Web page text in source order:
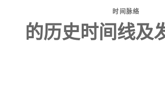
时间脉络
的历史时间线及